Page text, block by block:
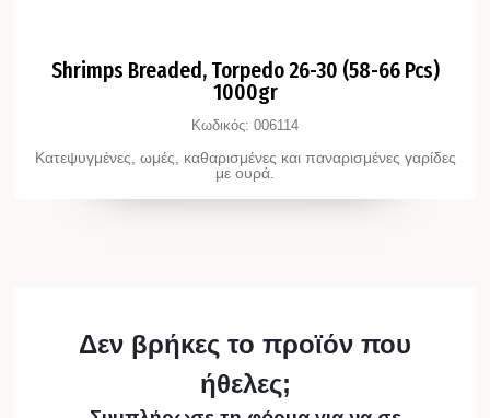
Shrimps Breaded, Torpedo 26-30 (58-66 Pcs)
1000gr
Κωδικός: 006114
Κατεψυγμένες, ωμές, καθαρισμένες και παναρισμένες γαρίδες
με ουρά.
Δεν βρήκες το προϊόν που
ήθελες;